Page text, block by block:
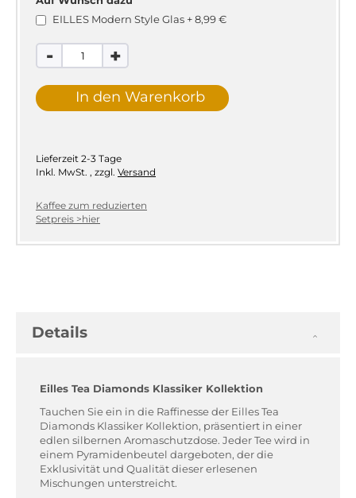
EILLES Modern Style Glas +8,99 €
- +
In den Warenkorb
Lieferzeit 2-3 Tage
Inkl. MwSt. , zzgl. Versand
Kaffee zum reduzierten
Setpreis >hier
Details
Eilles Tea Diamonds Klassiker Kollektion
Tauchen Sie ein in die Raffinesse der Eilles Tea
Diamonds Klassiker Kollektion, präsentiert in einer
edlen silbernen Aromaschutzdose. Jeder Tee wird in
einem Pyramidenbeutel dargeboten, der die
Exklusivität und Qualität dieser erlesenen
Mischungen unterstreicht.